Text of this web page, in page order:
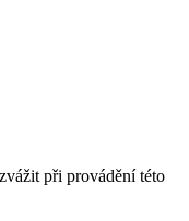
při provádění této